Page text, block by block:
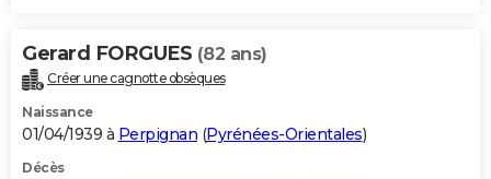
Gerard FORGUES (82 ans)
Créer une cagnotte obsèques
Naissance
01/04/1939 à Perpignan (Pyrénées-Orientales)
Décès